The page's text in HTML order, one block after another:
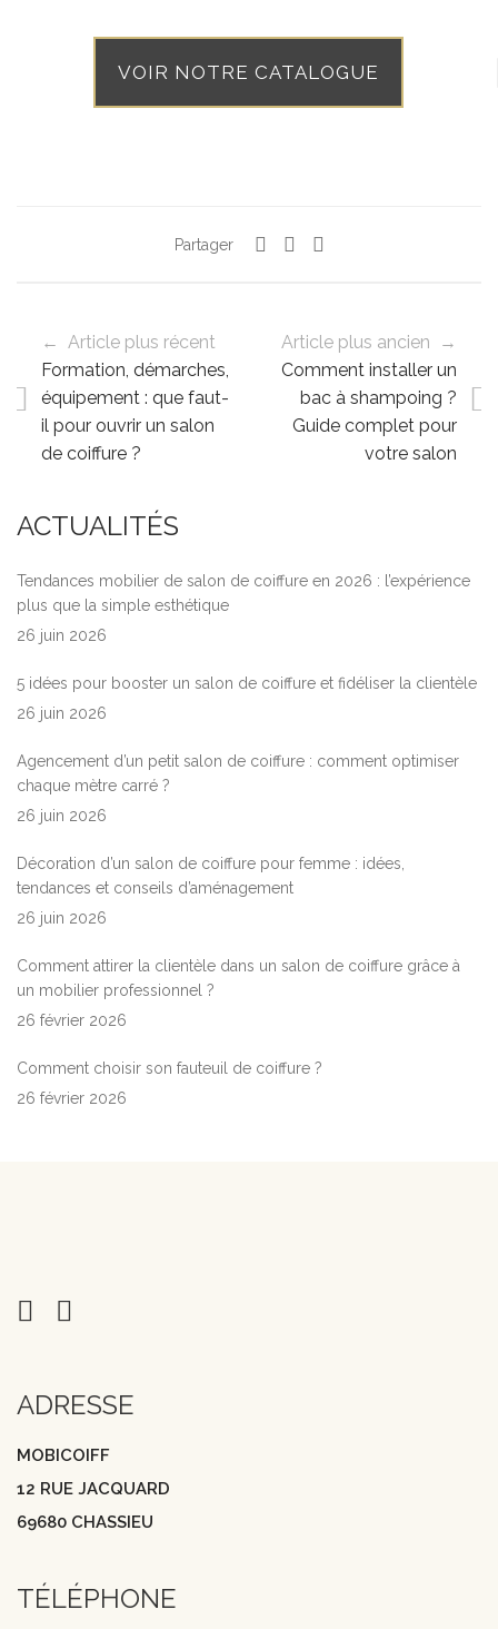
VOIR NOTRE CATALOGUE
Partager
← Article plus récent
Formation, démarches,
équipement : que faut-
il pour ouvrir un salon
de coiffure ?
Article plus ancien →
Comment installer un
bac à shampoing ?
Guide complet pour
votre salon
ACTUALITÉS
Tendances mobilier de salon de coiffure en 2026 : l’expérience
plus que la simple esthétique
26 juin 2026
5 idées pour booster un salon de coiffure et fidéliser la clientèle
26 juin 2026
Agencement d’un petit salon de coiffure : comment optimiser
chaque mètre carré ?
26 juin 2026
Décoration d’un salon de coiffure pour femme : idées,
tendances et conseils d’aménagement
26 juin 2026
Comment attirer la clientèle dans un salon de coiffure grâce à
un mobilier professionnel ?
26 février 2026
Comment choisir son fauteuil de coiffure ?
26 février 2026
ADRESSE
MOBICOIFF
12 RUE JACQUARD
69680 CHASSIEU
TÉLÉPHONE